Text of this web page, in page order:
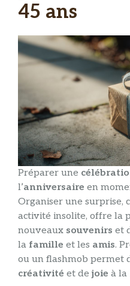
45 ans
Préparer une
l’anniversaire en
Organiser une surprise,
activité insolite, offre la
nouveaux souvenirs et
la famille et les amis.
ou un flashmob permet
créativité et de joie à la